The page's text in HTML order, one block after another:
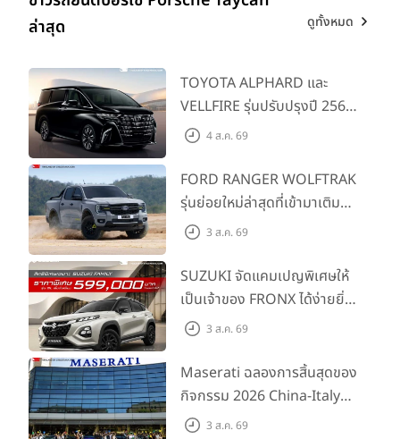
ล่าสุด
ดูทั้งหมด
TOYOTA ALPHARD และ
VELLFIRE รุ่นปรับปรุงปี 2569
พร้อมรุ่นย่อยใหม่ HEV
4 ส.ค. 69
FORD RANGER WOLFTRAK
รุ่นย่อยใหม่ล่าสุดที่เข้ามาเติม
เต็มไลน์อัป พร้อมตอบโจทย์ทุก
พร้อมลุย ด้วยราคาพิเศษเริ่ม
ต้นที่ 9.49 แสนบาท
3 ส.ค. 69
SUZUKI จัดแคมเปญพิเศษให้
เป็นเจ้าของ FRONX ได้ง่ายยิ่ง
ขึ้นสำหรับรุ่น GL ราคาพิเศษ
200 คัน พร้อมข้อเสนอสุดคุ้ม
3 ส.ค. 69
Maserati ฉลองการสิ้นสุดของ
กิจกรรม 2026 China-Italy
Grand Tour ณ สำนักงาน
3 ส.ค. 69